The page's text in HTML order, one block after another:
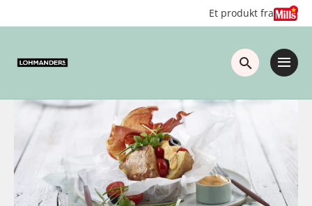
Et produkt fra